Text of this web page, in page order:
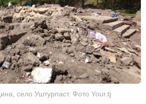
село Уштурпаст. Фото Your.tj